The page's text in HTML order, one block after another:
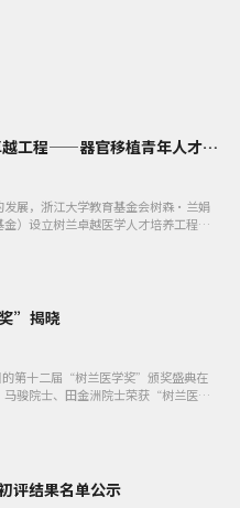
关于启动2026树兰卓越工程——器官移植青年人才海外研修支持计划的通知
发展，浙江大学教育基金会树森•兰娟
）设立树兰卓越医学人才培养工程
”揭晓
的第十二届“树兰医学奖”颁奖盛典在
马骏院士、田金洲院士荣获“树兰医学
评结果名单公示